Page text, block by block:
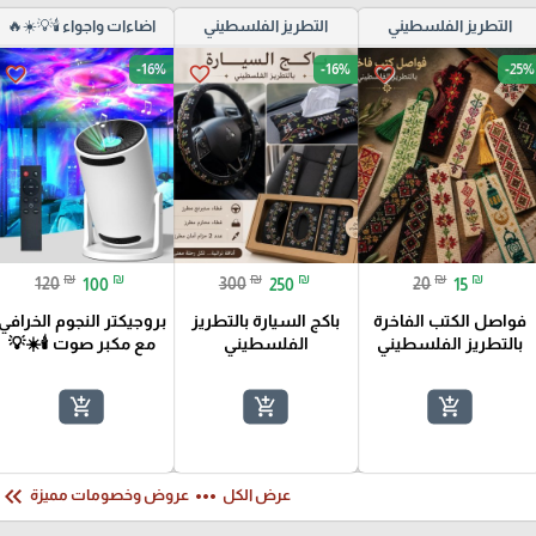
التطريز الفلسطيني
favorite_border -25%
20 ₪ 15 ₪
فواصل الكتب الفاخرة
بالتطريز الفلسطيني
add_shopping_cart
التطريز الفلسطيني
favorite_border -16%
300 ₪ 250 ₪
باكج السيارة بالتطريز
الفلسطيني
add_shopping_cart
اضاءات واجواء 🕯️💡☀️🔥
favorite_border -16%
120 ₪ 100 ₪
بروجيكتر النجوم الخرافي
مع مكبر صوت 🕯️☀️💡
add_shopping_cart
عرض الكل more_horiz عروض وخصومات مميزة keyboard_double_arrow_left